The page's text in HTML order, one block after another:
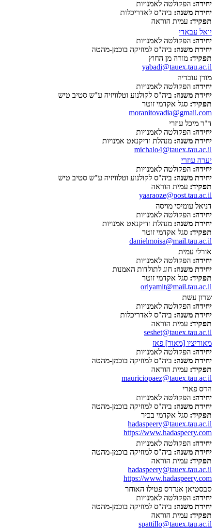
יחידה: הפקולטה לאמנויות
יחידת משנה: ביה"ס לאדריכלות
תפקיד: עמית הוראה
יואל עבאדי
יחידה: הפקולטה לאמנויות
יחידת משנה: ביה"ס למוזיקה בוכמן-מהטה
תפקיד: מורה מן החוץ
yabadi@tauex.tau.ac.il
מורן עובדיה
יחידה: הפקולטה לאמנויות
יחידת משנה: ביה"ס לקולנוע וטלוויזיה ע"ש סטיב טיש
תפקיד: סגל אקדמי זוטר
moranitovadia@gmail.com
ד"ר מיכל עוזרי
יחידה: הפקולטה לאמנויות
יחידת משנה: מנהלת ודיקנאט אמנויות
michalo4@tauex.tau.ac.il
יערה עוזרי
יחידה: הפקולטה לאמנויות
יחידת משנה: ביה"ס לקולנוע וטלוויזיה ע"ש סטיב טיש
תפקיד: עמית הוראה
yaaraoze@post.tau.ac.il
דניאל עומיסי מויסה
יחידה: הפקולטה לאמנויות
יחידת משנה: מנהלת ודיקנאט אמנויות
תפקיד: סגל אקדמי זוטר
danielmoisa@mail.tau.ac.il
אורלי עמית
יחידה: הפקולטה לאמנויות
יחידת משנה: חוג לתולדות האמנות
תפקיד: סגל אקדמי זוטר
orlyamit@mail.tau.ac.il
שרון עשת
יחידה: הפקולטה לאמנויות
יחידת משנה: ביה"ס לאדריכלות
תפקיד: עמית הוראה
seshet@tauex.tau.ac.il
מאוריציו [מאור] פאז
יחידה: הפקולטה לאמנויות
יחידת משנה: ביה"ס למוזיקה בוכמן-מהטה
תפקיד: עמית הוראה
mauriciopaez@tauex.tau.ac.il
הדס פארי
יחידה: הפקולטה לאמנויות
יחידת משנה: ביה"ס למוזיקה בוכמן-מהטה
תפקיד: סגל אקדמי בכיר
hadaspeery@tauex.tau.ac.il
https://www.hadaspeery.com
יחידה: הפקולטה לאמנויות
יחידת משנה: ביה"ס למוזיקה בוכמן-מהטה
תפקיד: עמית הוראה
hadaspeery@tauex.tau.ac.il
https://www.hadaspeery.com
סבסטיאן אנדרס פטילו האוחר
יחידה: הפקולטה לאמנויות
יחידת משנה: ביה"ס למוזיקה בוכמן-מהטה
תפקיד: עמית הוראה
spattillo@tauex.tau.ac.il